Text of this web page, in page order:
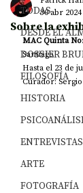
TODAS
DESDE EL
DOSSIER
FILOSOFÍA
HISTORIA
ENTREVISTAS
ARTE
FOTOGRAFÍA
Sobre la
30 abr 2024
MAC Quinta
Santiago
Hasta el 23 de
Curador: